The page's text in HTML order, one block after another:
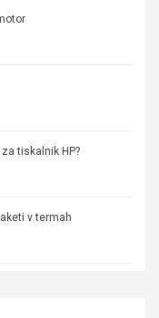
tiskalnik HP?
v termah